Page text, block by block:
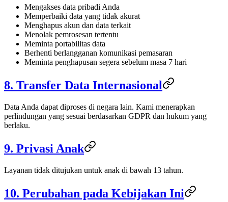
Mengakses data pribadi Anda
Memperbaiki data yang tidak akurat
Menghapus akun dan data terkait
Menolak pemrosesan tertentu
Meminta portabilitas data
Berhenti berlangganan komunikasi pemasaran
Meminta penghapusan segera sebelum masa 7 hari
8. Transfer Data Internasional
Data Anda dapat diproses di negara lain. Kami menerapkan
perlindungan yang sesuai berdasarkan GDPR dan hukum yang
berlaku.
9. Privasi Anak
Layanan tidak ditujukan untuk anak di bawah 13 tahun.
10. Perubahan pada Kebijakan Ini